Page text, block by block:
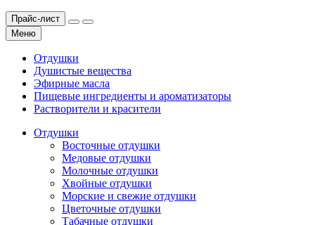
Прайс-лист
Меню
Отдушки
Душистые вещества
Эфирные масла
Пищевые ингредиенты и ароматизаторы
Растворители и красители
Отдушки
Восточные отдушки
Медовые отдушки
Молочные отдушки
Хвойные отдушки
Морские и свежие отдушки
Цветочные отдушки
Табачные отдушки